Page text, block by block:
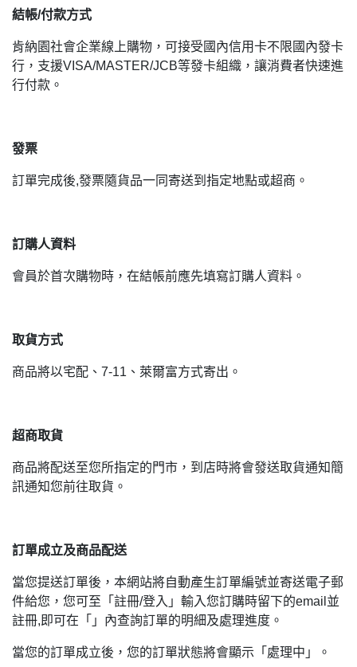
結帳/付款方式
肯納園社會企業線上購物，可接受國內信用卡不限國內發卡
行，支援VISA/MASTER/JCB等發卡組織，讓消費者快速進
行付款。
發票
訂單完成後,發票隨貨品一同寄送到指定地點或超商。
訂購人資料
會員於首次購物時，在結帳前應先填寫訂購人資料。
取貨方式
商品將以宅配、7-11、萊爾富方式寄出。
超商取貨
商品將配送至您所指定的門市，到店時將會發送取貨通知簡
訊通知您前往取貨。
訂單成立及商品配送
當您提送訂單後，本網站將自動產生訂單編號並寄送電子郵
件給您，您可至「註冊/登入」輸入您訂購時留下的email並
註冊,即可在「」內查詢訂單的明細及處理進度。
當您的訂單成立後，您的訂單狀態將會顯示「處理中」。